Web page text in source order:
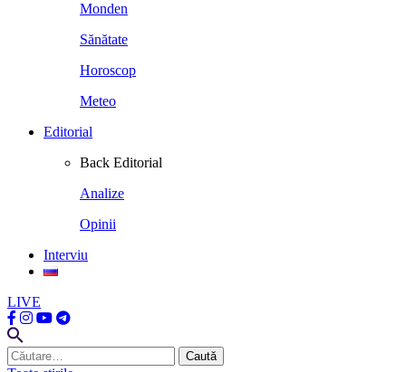
Monden
Sănătate
Horoscop
Meteo
Editorial
Back Editorial
Analize
Opinii
Interviu
LIVE
Caută